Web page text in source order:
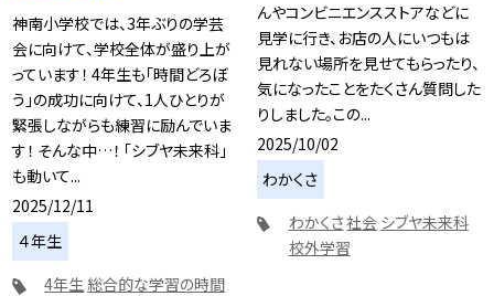
神南小学校では、3年ぶりの学芸
会に向けて、学校全体が盛り上が
っています！ 4年生も「時間どろぼ
う」の成功に向けて、1人ひとりが
緊張しながらも練習に励んでいま
す！ そんな中…！ 「シブヤ未来科」
も動いて...
2025/12/11
４年生
4年生 総合的な学習の時間
んやコンビニエンスストアなどに
見学に行き、お店の人にいつもは
見れない場所を見せてもらったり、
気になったことをたくさん質問した
りしました。この...
2025/10/02
わかくさ
わかくさ社会 シブヤ未来科
校外学習